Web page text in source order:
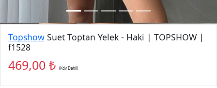
Topshow Suet Toptan Yelek - Haki | TOPSHOW |
f1528
469,00 ₺ (Kdv Dahil)